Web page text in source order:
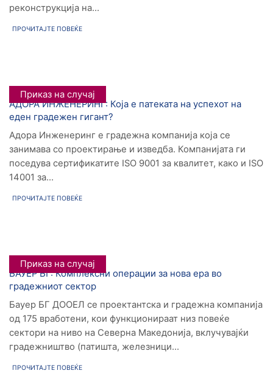
реконструкција на...
ПРОЧИТАЈТЕ ПОВЕЌЕ
Приказ на случај
АДОРА ИНЖЕНЕРИНГ: Која е патеката на успехот на
еден градежен гигант?
Адора Инженеринг е градежна компанија која се
занимава со проектирање и изведба. Компанијата ги
поседува сертификатите ISO 9001 за квалитет, како и ISO
14001 за...
ПРОЧИТАЈТЕ ПОВЕЌЕ
Приказ на случај
БАУЕР БГ: Комплексни операции за нова ера во
градежниот сектор
Бауер БГ ДООЕЛ се проектантска и градежна компанија
од 175 вработени, кои функционираат низ повеќе
сектори на ниво на Северна Македонија, вклучувајќи
градежништво (патишта, железници...
ПРОЧИТАЈТЕ ПОВЕЌЕ